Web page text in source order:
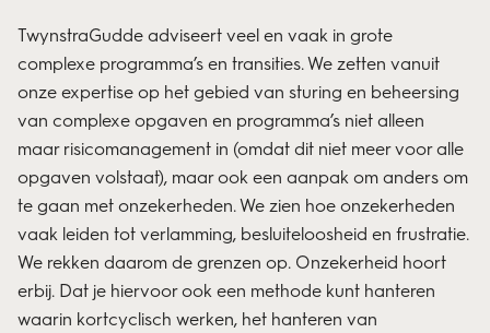
TwynstraGudde adviseert veel en vaak in grote
complexe programma’s en transities. We zetten vanuit
onze expertise op het gebied van sturing en beheersing
van complexe opgaven en programma’s niet alleen
maar risicomanagement in (omdat dit niet meer voor alle
opgaven volstaat), maar ook een aanpak om anders om
te gaan met onzekerheden. We zien hoe onzekerheden
vaak leiden tot verlamming, besluiteloosheid en frustratie.
We rekken daarom de grenzen op. Onzekerheid hoort
erbij. Dat je hiervoor ook een methode kunt hanteren
waarin kortcyclisch werken, het hanteren van